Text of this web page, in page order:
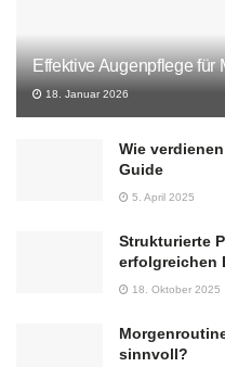
Effektive Augenpflege für
18. Januar 2026
Wie
Guide
5. April 2025
Strukturierte
erfolgreichen
18. Oktober 2025
sinnvoll?